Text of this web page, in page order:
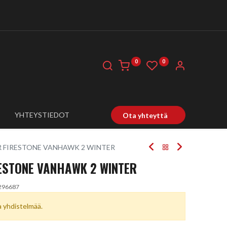
0 0
YHTEYSTIEDOT Ota yhteyttä
VANHAWK 2 WINTER
VANHAWK 2 WINTER
yhdistelmää.